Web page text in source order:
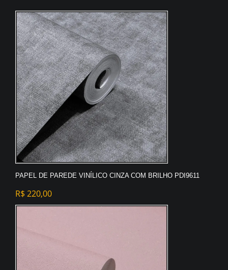
PAPEL DE PAREDE VINÍLICO CINZA COM BRILHO PDI9611
R$ 220,00